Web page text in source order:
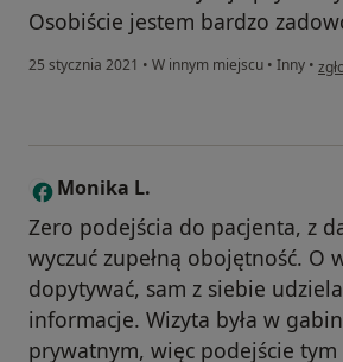
Osobiście jestem bardzo
25 stycznia 2021 • W innym miejscu • Inny • w
M Monika L.
Zero podejścia do pacjenta, z
wyczuć zupełną obojętność. O
dopytywać, sam z siebie
informacje. Wizyta była w
prywatnym, więc podejście tym